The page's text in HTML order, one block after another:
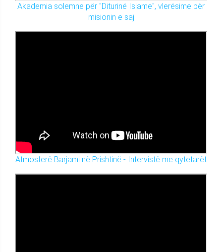
Akademia solemne për "Diturinë Islame", vlerësime për
misionin e saj
Atmosferë Barjami në Prishtinë - Intervistë me qytetarët